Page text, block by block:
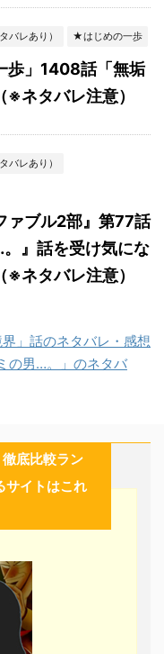
バレあり） ★はじめの一歩
歩」1408話「無垢
ネタバレ注意）
バレあり）
ァブル2部』第77話
。』話を受け気にな
※ネタバレ注意）
」話のネタバレ・感想
の男…。」のネタバ
底比較ラン
サイトはこれ